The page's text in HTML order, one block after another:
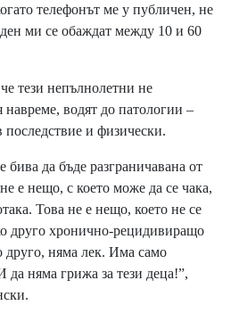
телефонът ме у публичен, не
ми се обаждат между 10 и 60
тези непълнолетни не
навреме, водят до патологии –
и физически.
бива да бъде разграничавана от
е нещо, с което може да се чака,
Това не е нещо, което не се
друго хронично-рецидивиращо
друго, няма лек. Има само
да няма грижа за тези деца!”,